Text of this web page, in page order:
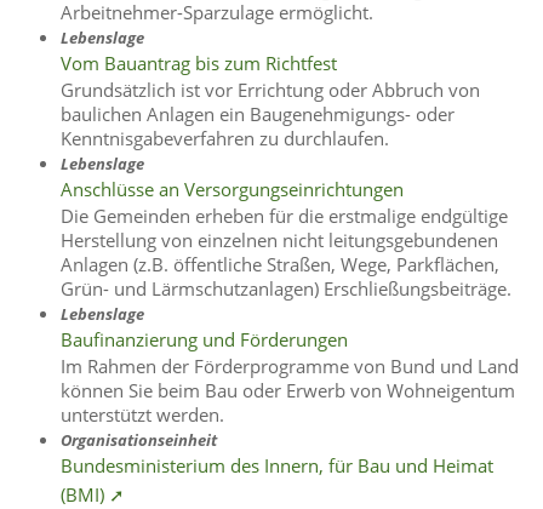
Arbeitnehmer-Sparzulage ermöglicht.
Lebenslage
Vom Bauantrag bis zum Richtfest
Grundsätzlich ist vor Errichtung oder Abbruch von
baulichen Anlagen ein Baugenehmigungs- oder
Kenntnisgabeverfahren zu durchlaufen.
Lebenslage
Anschlüsse an Versorgungseinrichtungen
Die Gemeinden erheben für die erstmalige endgültige
Herstellung von einzelnen nicht leitungsgebundenen
Anlagen (z.B. öffentliche Straßen, Wege, Parkflächen,
Grün- und Lärmschutzanlagen) Erschließungsbeiträge.
Lebenslage
Baufinanzierung und Förderungen
Im Rahmen der Förderprogramme von Bund und Land
können Sie beim Bau oder Erwerb von Wohneigentum
unterstützt werden.
Organisationseinheit
Bundesministerium des Innern, für Bau und Heimat
(BMI) ➚